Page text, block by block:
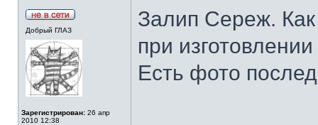
Добрый ГЛАЗ
Зарегистрирован: 26 апр
2010 12:38
Залип Сереж.
при
Есть фото